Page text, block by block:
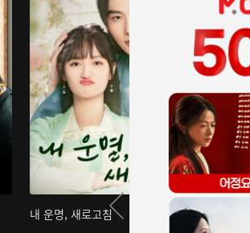
내 운명, 새로고침